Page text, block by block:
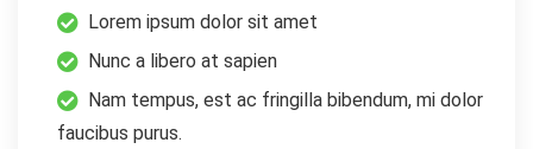
Lorem ipsum dolor sit amet
Nunc a libero at sapien
Nam tempus, est ac fringilla bibendum, mi dolor
faucibus purus.